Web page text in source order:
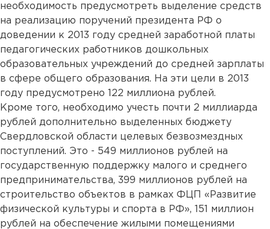
необходимость предусмотреть выделение средств
на реализацию поручений президента РФ о
доведении к 2013 году средней заработной платы
педагогических работников дошкольных
образовательных учреждений до средней зарплаты
в сфере общего образования. На эти цели в 2013
году предусмотрено 122 миллиона рублей.
Кроме того, необходимо учесть почти 2 миллиарда
рублей дополнительно выделенных бюджету
Свердловской области целевых безвозмездных
поступлений. Это - 549 миллионов рублей на
государственную поддержку малого и среднего
предпринимательства, 399 миллионов рублей на
строительство объектов в рамках ФЦП «Развитие
физической культуры и спорта в РФ», 151 миллион
рублей на обеспечение жилыми помещениями